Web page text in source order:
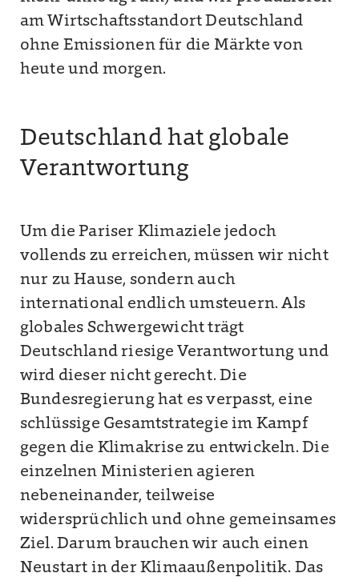
am Wirtschaftsstandort Deutschland
ohne Emissionen für die Märkte von
heute und morgen.
Deutschland hat globale
Verantwortung
Um die Pariser Klimaziele jedoch
vollends zu erreichen, müssen wir nicht
nur zu Hause, sondern auch
international endlich umsteuern. Als
globales Schwergewicht trägt
Deutschland riesige Verantwortung und
wird dieser nicht gerecht. Die
Bundesregierung hat es verpasst, eine
schlüssige Gesamtstrategie im Kampf
gegen die Klimakrise zu entwickeln. Die
einzelnen Ministerien agieren
nebeneinander, teilweise
widersprüchlich und ohne gemeinsames
Ziel. Darum brauchen wir auch einen
Neustart in der Klimaaußenpolitik. Das